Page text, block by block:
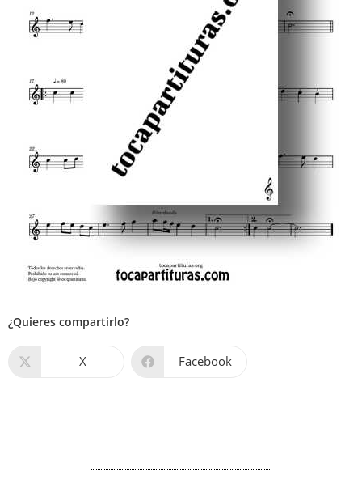
¿Quieres compartirlo?
X Facebook